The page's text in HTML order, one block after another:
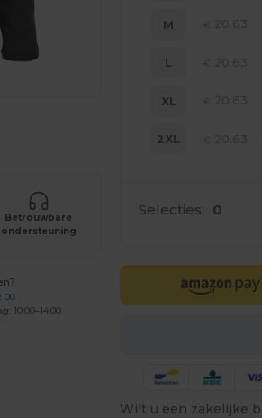
Betrouwbare
ondersteuning
00
10:00–14:00
M
L
XL
2XL
Selecties: 0
Wilt u een zakelijke